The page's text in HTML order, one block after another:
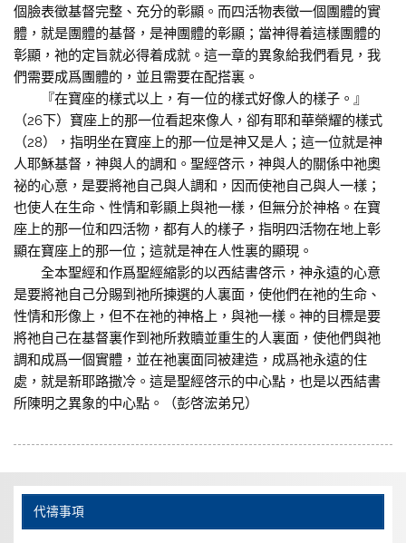
個臉表徵基督完整、充分的彰顯。而四活物表徵一個團體的實
體，就是團體的基督，是神團體的彰顯；當神得着這樣團體的
彰顯，祂的定旨就必得着成就。這一章的異象給我們看見，我
們需要成爲團體的，並且需要在配搭裏。
『在寶座的樣式以上，有一位的樣式好像人的樣子。』
（26下）寶座上的那一位看起來像人，卻有耶和華榮耀的樣式
（28），指明坐在寶座上的那一位是神又是人；這一位就是神
人耶穌基督，神與人的調和。聖經啓示，神與人的關係中祂奧
祕的心意，是要將祂自己與人調和，因而使祂自己與人一樣；
也使人在生命、性情和彰顯上與祂一樣，但無分於神格。在寶
座上的那一位和四活物，都有人的樣子，指明四活物在地上彰
顯在寶座上的那一位；這就是神在人性裏的顯現。
全本聖經和作爲聖經縮影的以西結書啓示，神永遠的心意
是要將祂自己分賜到祂所揀選的人裏面，使他們在祂的生命、
性情和形像上，但不在祂的神格上，與祂一樣。神的目標是要
將祂自己在基督裏作到祂所救贖並重生的人裏面，使他們與祂
調和成爲一個實體，並在祂裏面同被建造，成爲祂永遠的住
處，就是新耶路撒冷。這是聖經啓示的中心點，也是以西結書
所陳明之異象的中心點。（彭啓浤弟兄）
代禱事項